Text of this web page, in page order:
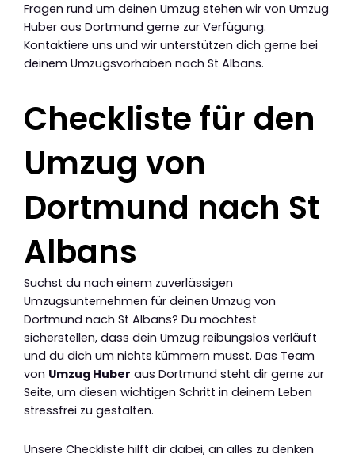
Fragen rund um deinen Umzug stehen wir von Umzug
Huber aus Dortmund gerne zur Verfügung.
Kontaktiere uns und wir unterstützen dich gerne bei
deinem Umzugsvorhaben nach St Albans.
Checkliste für den
Umzug von
Dortmund nach St
Albans
Suchst du nach einem zuverlässigen
Umzugsunternehmen für deinen Umzug von
Dortmund nach St Albans? Du möchtest
sicherstellen, dass dein Umzug reibungslos verläuft
und du dich um nichts kümmern musst. Das Team
von Umzug Huber aus Dortmund steht dir gerne zur
Seite, um diesen wichtigen Schritt in deinem Leben
stressfrei zu gestalten.
Unsere Checkliste hilft dir dabei, an alles zu denken